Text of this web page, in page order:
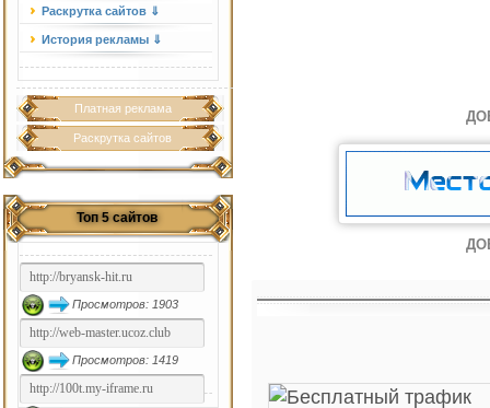
Раскрутка сайтов ⇓
История рекламы ⇓
Платная реклама
Раскрутка сайтов
Топ 5 сайтов
Просмотров: 1903
Просмотров: 1419